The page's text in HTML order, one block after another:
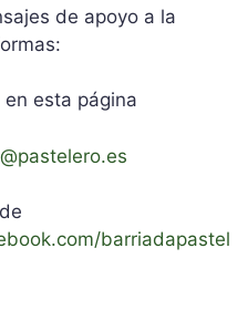
de apoyo a la
esta página
barriadapastel